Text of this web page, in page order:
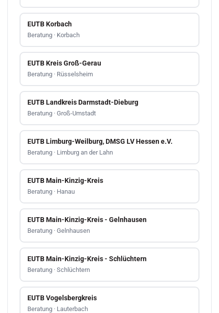
EUTB Korbach
Beratung · Korbach
EUTB Kreis Groß-Gerau
Beratung · Rüsselsheim
EUTB Landkreis Darmstadt-Dieburg
Beratung · Groß-Umstadt
EUTB Limburg-Weilburg, DMSG LV Hessen e.V.
Beratung · Limburg an der Lahn
EUTB Main-Kinzig-Kreis
Beratung · Hanau
EUTB Main-Kinzig-Kreis - Gelnhausen
Beratung · Gelnhausen
EUTB Main-Kinzig-Kreis - Schlüchtern
Beratung · Schlüchtern
EUTB Vogelsbergkreis
Beratung · Lauterbach